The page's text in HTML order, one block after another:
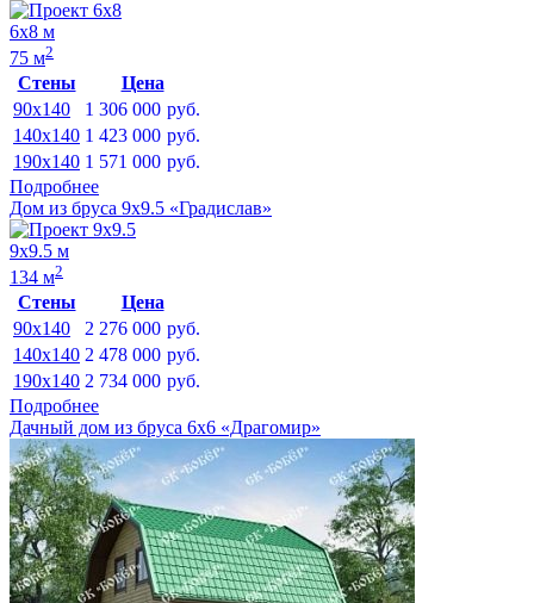
6х8 м
75 м2
Стены
Цена
90x140
1 306 000 руб.
140x140 1 423 000 руб.
190x140 1 571 000 руб.
Подробнее
Дом из бруса 9х9.5 «Градислав»
9х9.5 м
134 м2
Стены
Цена
90x140
2 276 000 руб.
140x140 2 478 000 руб.
190x140 2 734 000 руб.
Подробнее
Дачный дом из бруса 6х6 «Драгомир»